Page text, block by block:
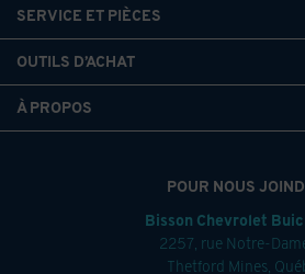
POUR NOUS
Bisson Chevrolet
2257, rue Notre-
Thetford Mines,
SERVICE ET PIÈCES
OUTILS D’ACHAT
À PROPOS